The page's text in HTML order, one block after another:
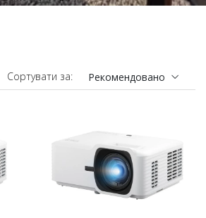
Сортувати за: Рекомендовано